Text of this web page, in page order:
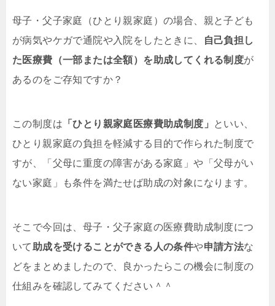
母子・父子家庭（ひとり親家庭）の場合、親と子ども
が病気やケガで通院や入院をしたときに、
自己負担し
た医療費（一部または全額）を助成してくれる制度が
あるのをご存知ですか？
この制度は 「ひとり親家庭医療費助成制度」
といい、
ひとり親家庭の負担を軽減する目的で作られた制度で
すが、「父母に重度の障害がある家庭」や「父母がい
ない家庭」も条件を満たせば助成の対象になります。
そこで今回は、母子・父子家庭の医療費助成制度につ
いて助成を受けることができる人の条件や申請方法な
どをまとめましたので、良かったらこの機会に制度の
仕組みを確認してみてください＾＾